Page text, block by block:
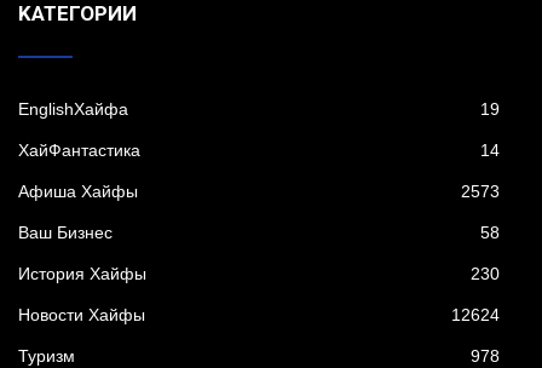
KАТЕГОРИИ
EnglishХайфа 19
XайФантастика 14
Афиша Хайфы 2573
Ваш Бизнес 58
История Хайфы 230
Новости Хайфы 12624
Туризм 978